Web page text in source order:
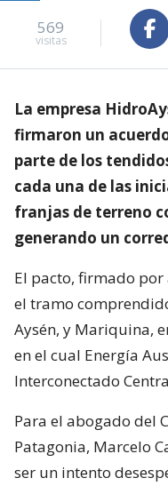
569
visitas
La empresa
firmaron un
parte de los
cada una de las
franjas de terreno
generando un
El pacto, firmado
el tramo
Aysén, y Mariquina,
en el cual Energía
Interconectado
Para el abogado del
Patagonia, Marcelo
ser un intento